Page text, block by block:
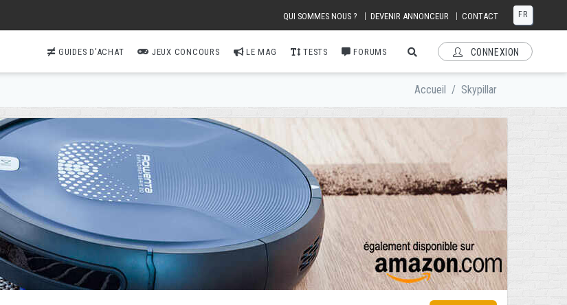
QUI SOMMES NOUS ? | DEVENIR ANNONCEUR | CONTACT FR
GUIDES D'ACHAT JEUX CONCOURS LE MAG TESTS FORUMS CONNEXION
Accueil / Skypillar